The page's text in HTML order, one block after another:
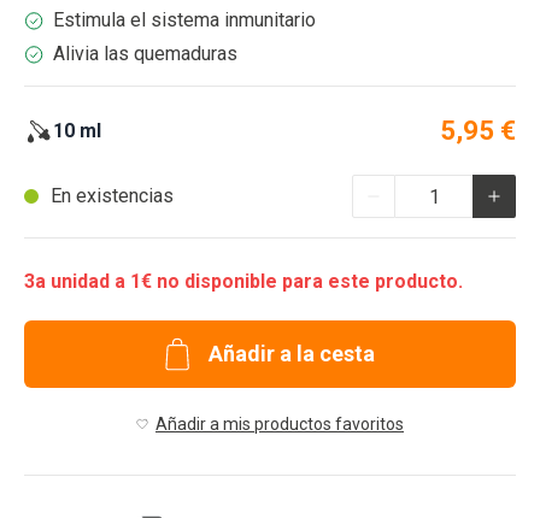
Estimula el sistema inmunitario
Alivia las quemaduras
10 ml 5,95 €
En existencias
3a unidad a 1€ no disponible para este producto.
Añadir a la cesta
Añadir a mis productos favoritos